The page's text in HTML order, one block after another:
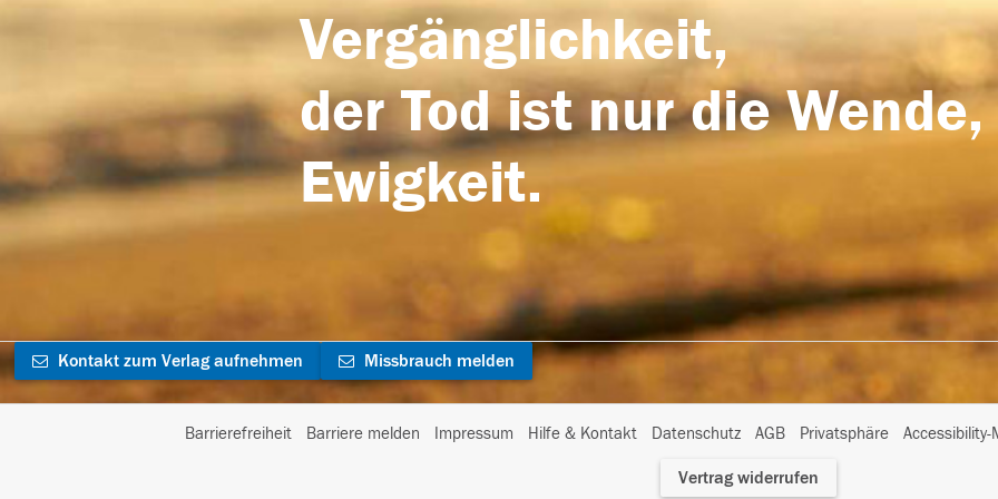
Vergänglichkeit,
der Tod ist nur die
Ewigkeit.
Kontakt zum Verlag aufnehmen Missbrauch melden
Barrierefreiheit Barriere melden Impressum Hilfe & Kontakt Datenschutz AGB Privatsphäre
I
Vertrag widerrufen